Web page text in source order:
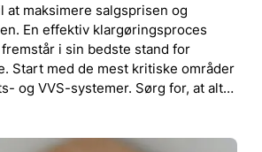
at maksimere salgsprisen og
En effektiv klargøringsproces
i sin bedste stand for
Start med de mest kritiske områder
og VVS-systemer. Sørg for, at alt…